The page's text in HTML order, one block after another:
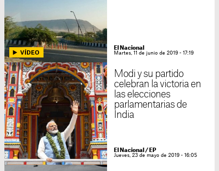
El Nacional
Martes, 11 de junio de 2019 - 17:19
Modi y su partido
celebran la victoria en
las elecciones
parlamentarias de
India
El Nacional / EP
Jueves, 23 de mayo de 2019 - 16:05